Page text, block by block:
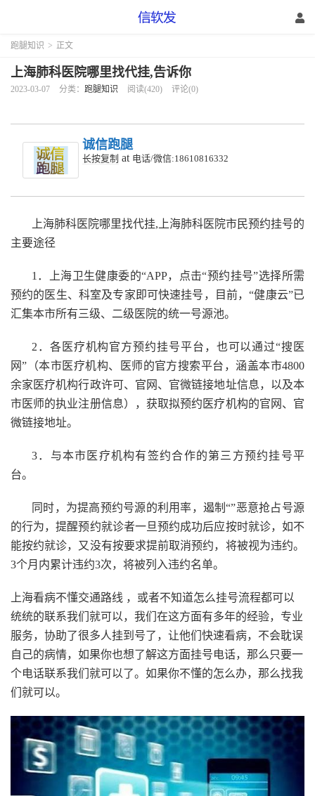
跑腿知识 > 正文
上海肺科医院哪里找代挂,告诉你
2023-03-07 分类： 跑腿知识 阅读(420) 评论(0)
诚信跑腿
长按复制 at 电话/微信:18610816332
上海肺科医院哪里找代挂,上海肺科医院市民预约挂号的
主要途径
1．上海卫生健康委的“APP，点击“预约挂号”选择所需
预约的医生、科室及专家即可快速挂号，目前，“健康云”已
汇集本市所有三级、二级医院的统一号源池。
2．各医疗机构官方预约挂号平台，也可以通过“搜医
网”（本市医疗机构、医师的官方搜索平台，涵盖本市4800
余家医疗机构行政许可、官网、官微链接地址信息，以及本
市医师的执业注册信息），获取拟预约医疗机构的官网、官
微链接地址。
3．与本市医疗机构有签约合作的第三方预约挂号平
台。
同时，为提高预约号源的利用率，遏制“”恶意抢占号源
的行为，提醒预约就诊者一旦预约成功后应按时就诊，如不
能按约就诊，又没有按要求提前取消预约，将被视为违约。
3个月内累计违约3次，将被列入违约名单。
上海看病不懂交通路线 ，或者不知道怎么挂号流程都可以
统统的联系我们就可以，我们在这方面有多年的经验，专业
服务，协助了很多人挂到号了，让他们快速看病，不会耽误
自己的病情，如果你也想了解这方面挂号电话，那么只要一
个电话联系我们就可以了。如果你不懂的怎么办，那么找我
们就可以。